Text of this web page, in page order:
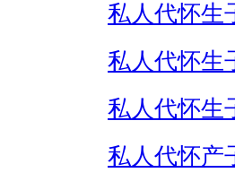
私人代怀生
私人代怀生
私人代怀生
私人代怀产